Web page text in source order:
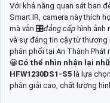
Với khả năng quan sát ban
Smart IR, camera này thích
mà vẫn 🎛đẳng cấp hình ảnh
và sự đáng tin cậy từ thương
phân phối tại An Thành Phát
😀Có thể nhìn nhận lại
HFW1230DS1-S5 là lựa
phân giải cao, chất lượng